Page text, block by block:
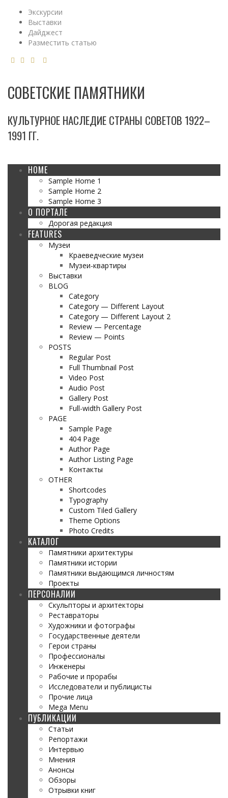
Экскурсии
Выставки
Дайджест
Разместить статью
СОВЕТСКИЕ ПАМЯТНИКИ
КУЛЬТУРНОЕ НАСЛЕДИЕ СТРАНЫ СОВЕТОВ 1922–
1991 ГГ.
HOME
Sample Home 1
Sample Home 2
Sample Home 3
О ПОРТАЛЕ
Дорогая редакция
FEATURES
Музеи
Краеведческие музеи
Музеи-квартиры
Выставки
BLOG
Category
Category — Different Layout
Category — Different Layout 2
Review — Percentage
Review — Points
POSTS
Regular Post
Full Thumbnail Post
Video Post
Audio Post
Gallery Post
Full-width Gallery Post
PAGE
Sample Page
404 Page
Author Page
Author Listing Page
Контакты
OTHER
Shortcodes
Typography
Custom Tiled Gallery
Theme Options
Photo Credits
КАТАЛОГ
Памятники архитектуры
Памятники истории
Памятники выдающимся личностям
Проекты
ПЕРСОНАЛИИ
Скульпторы и архитекторы
Реставраторы
Художники и фотографы
Государственные деятели
Герои страны
Профессионалы
Инженеры
Рабочие и прорабы
Исследователи и публицисты
Прочие лица
Mega Menu
ПУБЛИКАЦИИ
Статьи
Репортажи
Интервью
Мнения
Анонсы
Обзоры
Отрывки книг